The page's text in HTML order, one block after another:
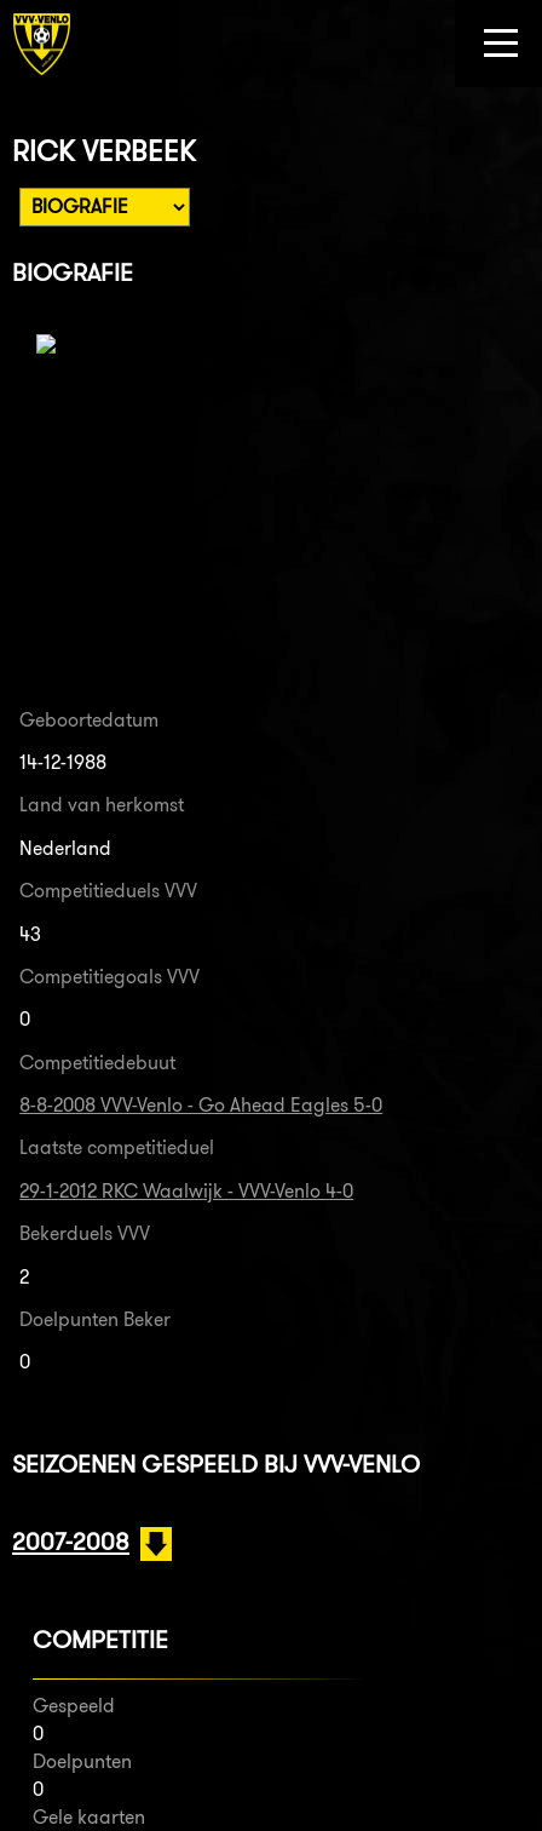
RICK VERBEEK
BIOGRAFIE
Geboortedatum
14-12-1988
Land van herkomst
Nederland
Competitieduels VVV
43
Competitiegoals VVV
0
Competitiedebuut
8-8-2008 VVV-Venlo - Go Ahead Eagles 5-0
Laatste competitieduel
29-1-2012 RKC Waalwijk - VVV-Venlo 4-0
Bekerduels VVV
2
Doelpunten Beker
0
SEIZOENEN GESPEELD BIJ VVV-VENLO
2007-2008
COMPETITIE
Gespeeld
0
Doelpunten
0
Gele kaarten